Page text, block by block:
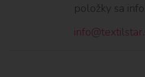
položky sa